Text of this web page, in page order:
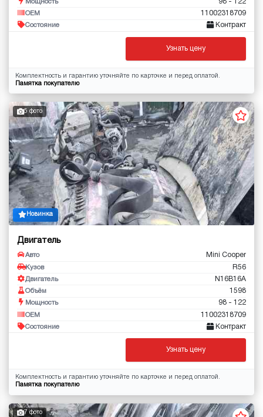
Мощность 98 - 122
OEM 11002318709
Состояние Контракт
Узнать цену
Комплектность и гарантию уточняйте по карточке и перед оплатой.
Памятка покупателю
5 фото
Новинка
Двигатель
Авто Mini Cooper
Кузов R56
Двигатель N16B16A
Объём 1598
Мощность 98 - 122
OEM 11002318709
Состояние Контракт
Узнать цену
Комплектность и гарантию уточняйте по карточке и перед оплатой.
Памятка покупателю
7 фото